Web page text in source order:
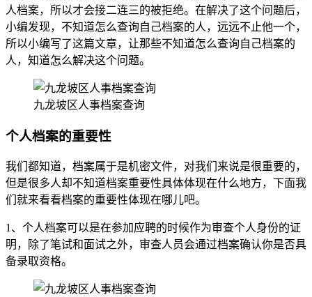
人档案，所以才会接二连三的被拒绝。在解决了这个问题后，
小编发现，不知道怎么查询自己档案的人，远远不止他一个，
所以小编写了这篇文章，让那些不知道怎么查询自己档案的
人，知道怎么解决这个问题。
九龙坡区人事档案查询
个人档案的重要性
我们都知道，档案属于是机密文件，对我们来说是很重要的，
但是很多人却不知道档案重要性具体体现在什么地方，下面我
们就来看看档案的重要性体现在哪儿吧。
1、个人档案可以是在参加应聘的时候作为审查个人身份的证
明，除了笔试和面试之外，审查人员会通过档案确认你是否具
备录取资格。